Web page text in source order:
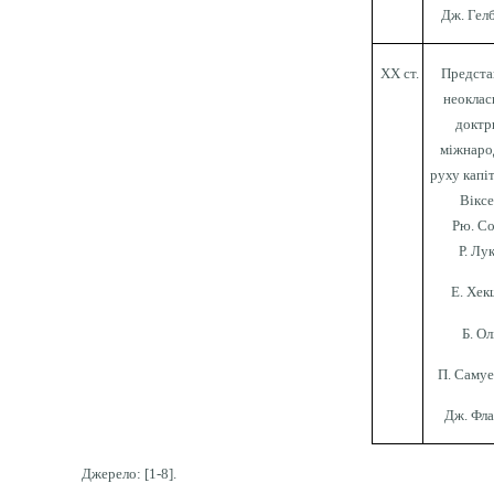
Дж.
XX ст.
руху
Рю.
Р.
Е.
Б.
П.
Дж.
Джерело: [1-8].